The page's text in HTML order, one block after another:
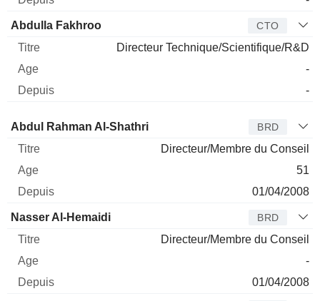
Abdulla Fakhroo CTO
Directeur Technique/Scientifique/R&D
-
-
Administrateur Titre Age Depuis
Abdul Rahman Al-Shathri BRD
Directeur/Membre du Conseil
51
01/04/2008
Nasser Al-Hemaidi BRD
Directeur/Membre du Conseil
-
01/04/2008